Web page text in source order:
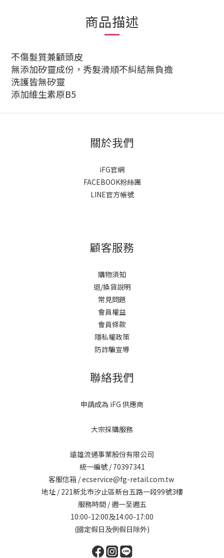
商品描述
不傷髮質兼顧頭皮
無添加矽靈成份，秀髮滑順不糾結無負擔
洗護皆無矽靈
添加維生素原B5
關於我們
iFG官網
FACEBOOK粉絲團
LINE官方帳號
顧客服務
購物須知
退/換貨說明
常見問題
會員權益
會員條款
隱私權政策
防詐騙宣導
聯絡我們
申請成為 iFG 供應商
大宗採購服務
遠雄流通事業股份有限公司
統一編號 / 70397341
客服信箱 / ecservice@fg-retail.com.tw
地址 / 221新北市汐止區新台五路一段99號3樓
服務時間 / 週一至週五
10:00-12:00及14:00-17:00
(國定假日及例假日除外)